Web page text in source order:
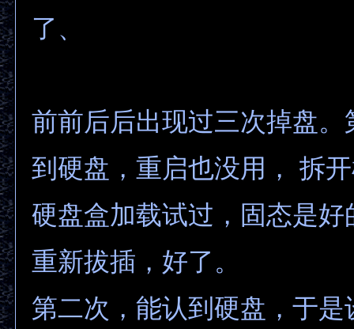
了、
前前后后出现过三次掉盘。
到硬盘，重启也没用， 拆
硬盘盒加载试过，固态是好
重新拔插，好了。
第二次，能认到硬盘，于是